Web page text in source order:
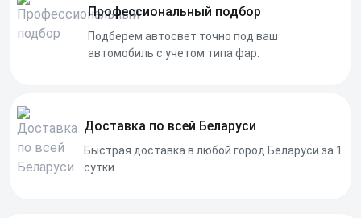
Профессиональный подбор
Подберем автосвет точно под ваш
автомобиль с учетом типа фар.
Доставка по всей Беларуси
Быстрая доставка в любой город Беларуси за 1
сутки.